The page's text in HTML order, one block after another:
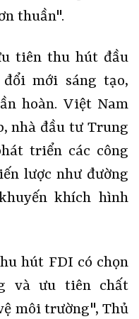
thuần".
tiên thu hút đầu
mới sáng tạo,
hoàn. Việt Nam
nhà đầu tư Trung
triển các công
lược như đường
khích hình
hút FDI có chọn
và ưu tiên chất
môi trường", Thủ